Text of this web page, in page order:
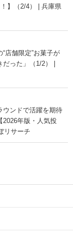
】（2/4） | 兵庫県
店舗限定”お菓子が
った」（1/2） |
ウンドで活躍を期待
2026年版・人気投
リサーチ